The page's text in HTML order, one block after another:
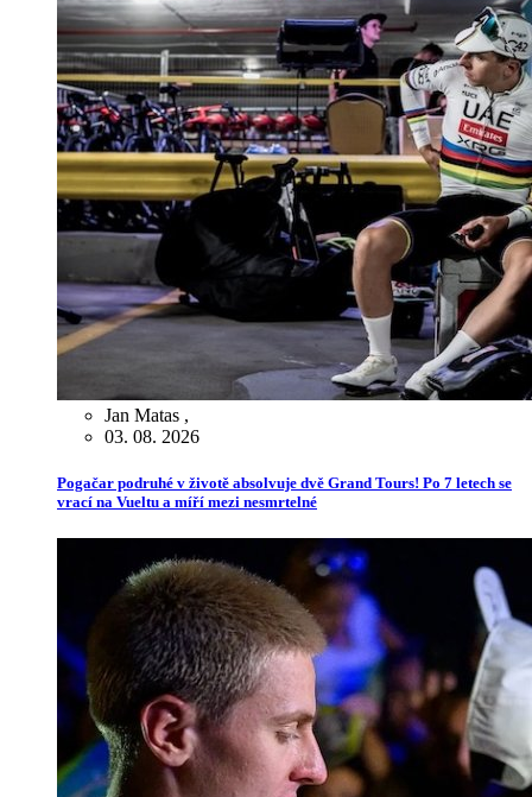
Jan Matas ,
03. 08. 2026
Pogačar podruhé v životě absolvuje dvě Grand Tours! Po 7 letech se
vrací na Vueltu a míří mezi nesmrtelné